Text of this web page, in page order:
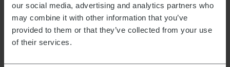
our social media, advertising and analytics partners who
may combine it with other information that you’ve
provided to them or that they’ve collected from your use
of their services.